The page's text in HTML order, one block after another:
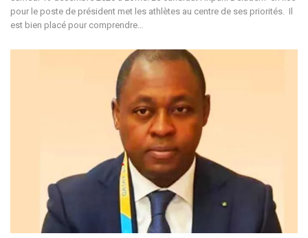
pour le poste de président met les athlètes au centre de ses priorités. Il
est bien placé pour comprendre…